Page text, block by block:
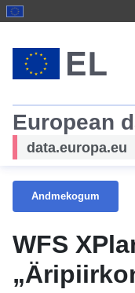
European
data.europa.eu
Andmekogum
WFS